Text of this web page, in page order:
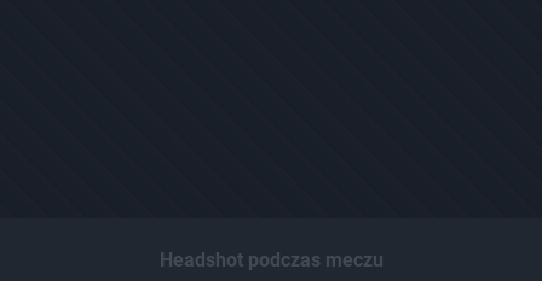
Headshot podczas meczu